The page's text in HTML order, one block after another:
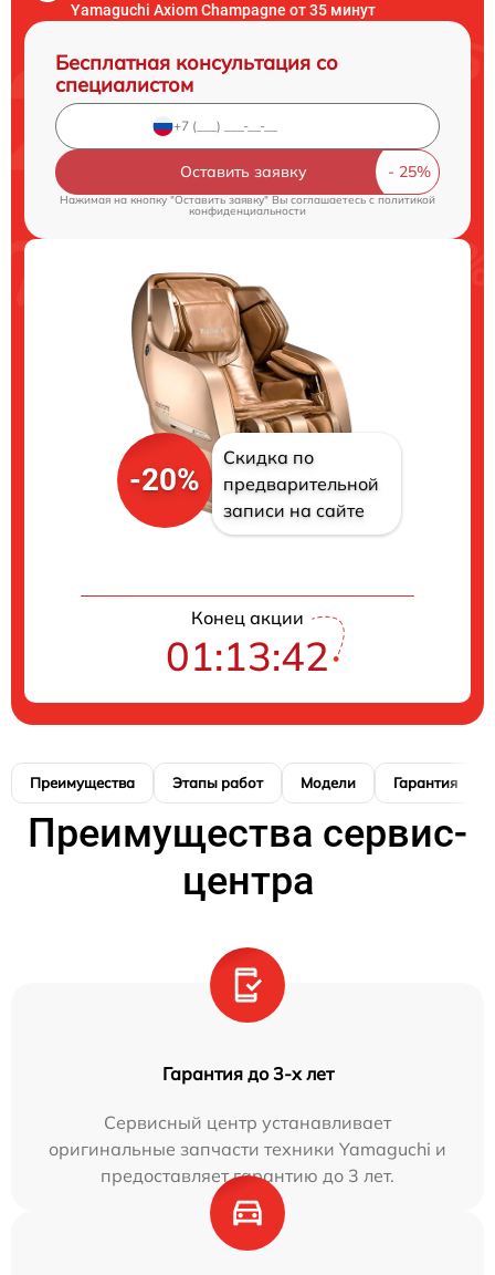
Yamaguchi Axiom Champagne от 35 минут
Бесплатная консультация со
специалистом
Оставить заявку
Нажимая на кнопку "Оставить заявку" Вы соглашаетесь cполитикой
конфиденциальности
-20%
Скидка по
предварительной
записи на сайте
Конец акции
01:13:41
Преимущества Этапы работ Модели Гарантия
Преимущества сервис-
центра
Гарантия до 3-х лет
Сервисный центр устанавливает
оригинальные запчасти техники Yamaguchi и
предоставляет гарантию до 3 лет.